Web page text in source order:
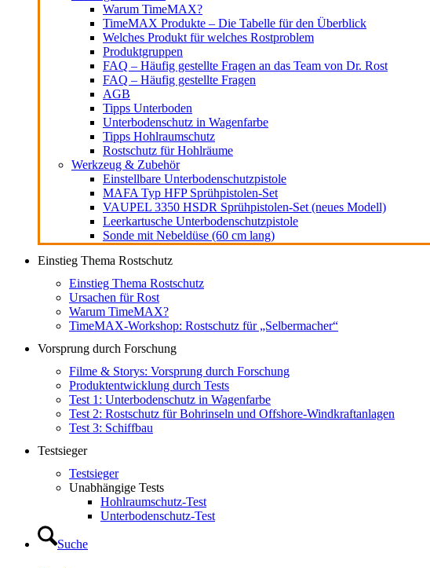
Warum TimeMAX?
TimeMAX Produkte – Die Tabelle für den Überblick
Welches Produkt für welches Rostproblem
Produktgruppen
FAQ – Häufig gestellte Fragen an das Team von Dr. Rost
FAQ – Häufig gestellte Fragen
AGB
Tipps Unterboden
Unterbodenschutz in Wagenfarbe
Tipps Hohlraumschutz
Rostschutz für Hohlräume
Werkzeug & Zubehör
Einstellbare Unterbodenschutzpistole
MAFA Typ HFP Sprühpistolen-Set
VAUPEL 3350 HSDR Sprühpistolen-Set (neues Modell)
Leerkartusche Unterbodenschutzpistole
Sonde mit Nebeldüse (60 cm lang)
Einstieg Thema Rostschutz
Einstieg Thema Rostschutz
Ursachen für Rost
Warum TimeMAX?
TimeMAX-Workshop: Rostschutz für „Selbermacher“
Vorsprung durch Forschung
Filme & Storys: Vorsprung durch Forschung
Produktentwicklung durch Tests
Test 1: Unterbodenschutz in Wagenfarbe
Test 2: Rostschutz für Bohrinseln und Offshore-Windkraftanlagen
Test 3: Schiffbau
Testsieger
Testsieger
Unabhängige Tests
Hohlraumschutz-Test
Unterbodenschutz-Test
Suche